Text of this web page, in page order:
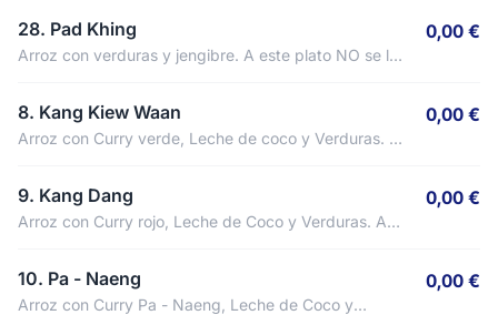
28. Pad Khing
Arroz con verduras y jengibre. A este plato NO se le
0,00 €
8. Kang Kiew Waan
Arroz con Curry verde, Leche de coco y Verduras. A
0,00 €
9. Kang Dang
Arroz con Curry rojo, Leche de Coco y Verduras. A
0,00 €
10. Pa - Naeng
Arroz con Curry Pa - Naeng, Leche de Coco y
0,00 €